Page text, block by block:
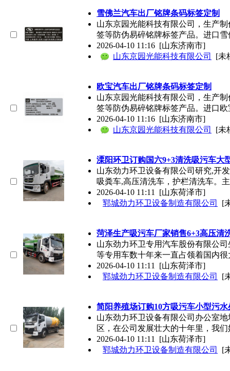
雪佛兰汽车出厂铭牌条码标签定制
山东京园光能科技有限公司，生产
签等防伪易碎铭牌标签产品。进口雪
2026-04-10 11:16 [山东济南市]
山东京园光能科技有限公司
[未
欧宝汽车出厂铭牌条码标签定制
山东京园光能科技有限公司，生产
签等防伪易碎铭牌标签产品。进口欧
2026-04-10 11:16 [山东济南市]
山东京园光能科技有限公司
[未
溧阳环卫订购国六9+3清洗吸污车大
山东劲力环卫设备有限公司研究,开
吸粪车,高压清洗车，护栏清洗车。
2026-04-10 11:11 [山东荷泽市]
郓城劲力环卫设备制造有限公司
[
菏泽生产吸污车厂家销售6+3高压清
山东劲力环卫专用汽车股份有限公
等专用车数十年来一直占领着国内很
2026-04-10 11:11 [山东荷泽市]
郓城劲力环卫设备制造有限公司
[
简阳养殖场订购10方吸污车小型污
山东劲力环卫设备有限公司办公室
区，在公司发展壮大的十年里，我
2026-04-10 11:11 [山东荷泽市]
郓城劲力环卫设备制造有限公司
[